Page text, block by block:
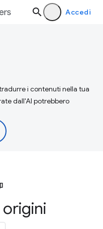
Accedi
i contenuti nella tua
dall'AI potrebbero